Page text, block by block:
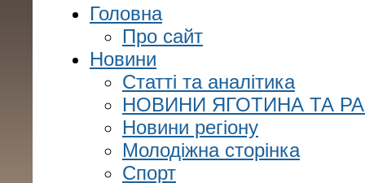
Головна
Про сайт
Новини
Статті та аналітика
НОВИНИ ЯГОТИНА ТА
Новини регіону
Молодіжна сторінка
Спорт